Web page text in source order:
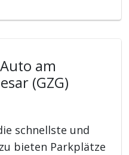
am
(GZG)
schnellste und
bieten Parkplätze